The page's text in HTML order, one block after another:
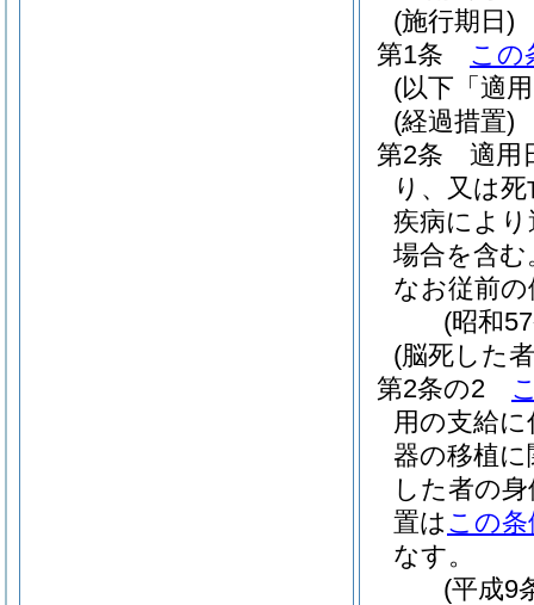
(施行期日)
第1条
この
(以下「適
(経過措置)
第2条
適用
り、又は
疾病によ
場合を含む
なお従前
(昭和
(脳死した
第2条の2
用の支給
器の移植
した者の
置は この条
なす。
(平成9